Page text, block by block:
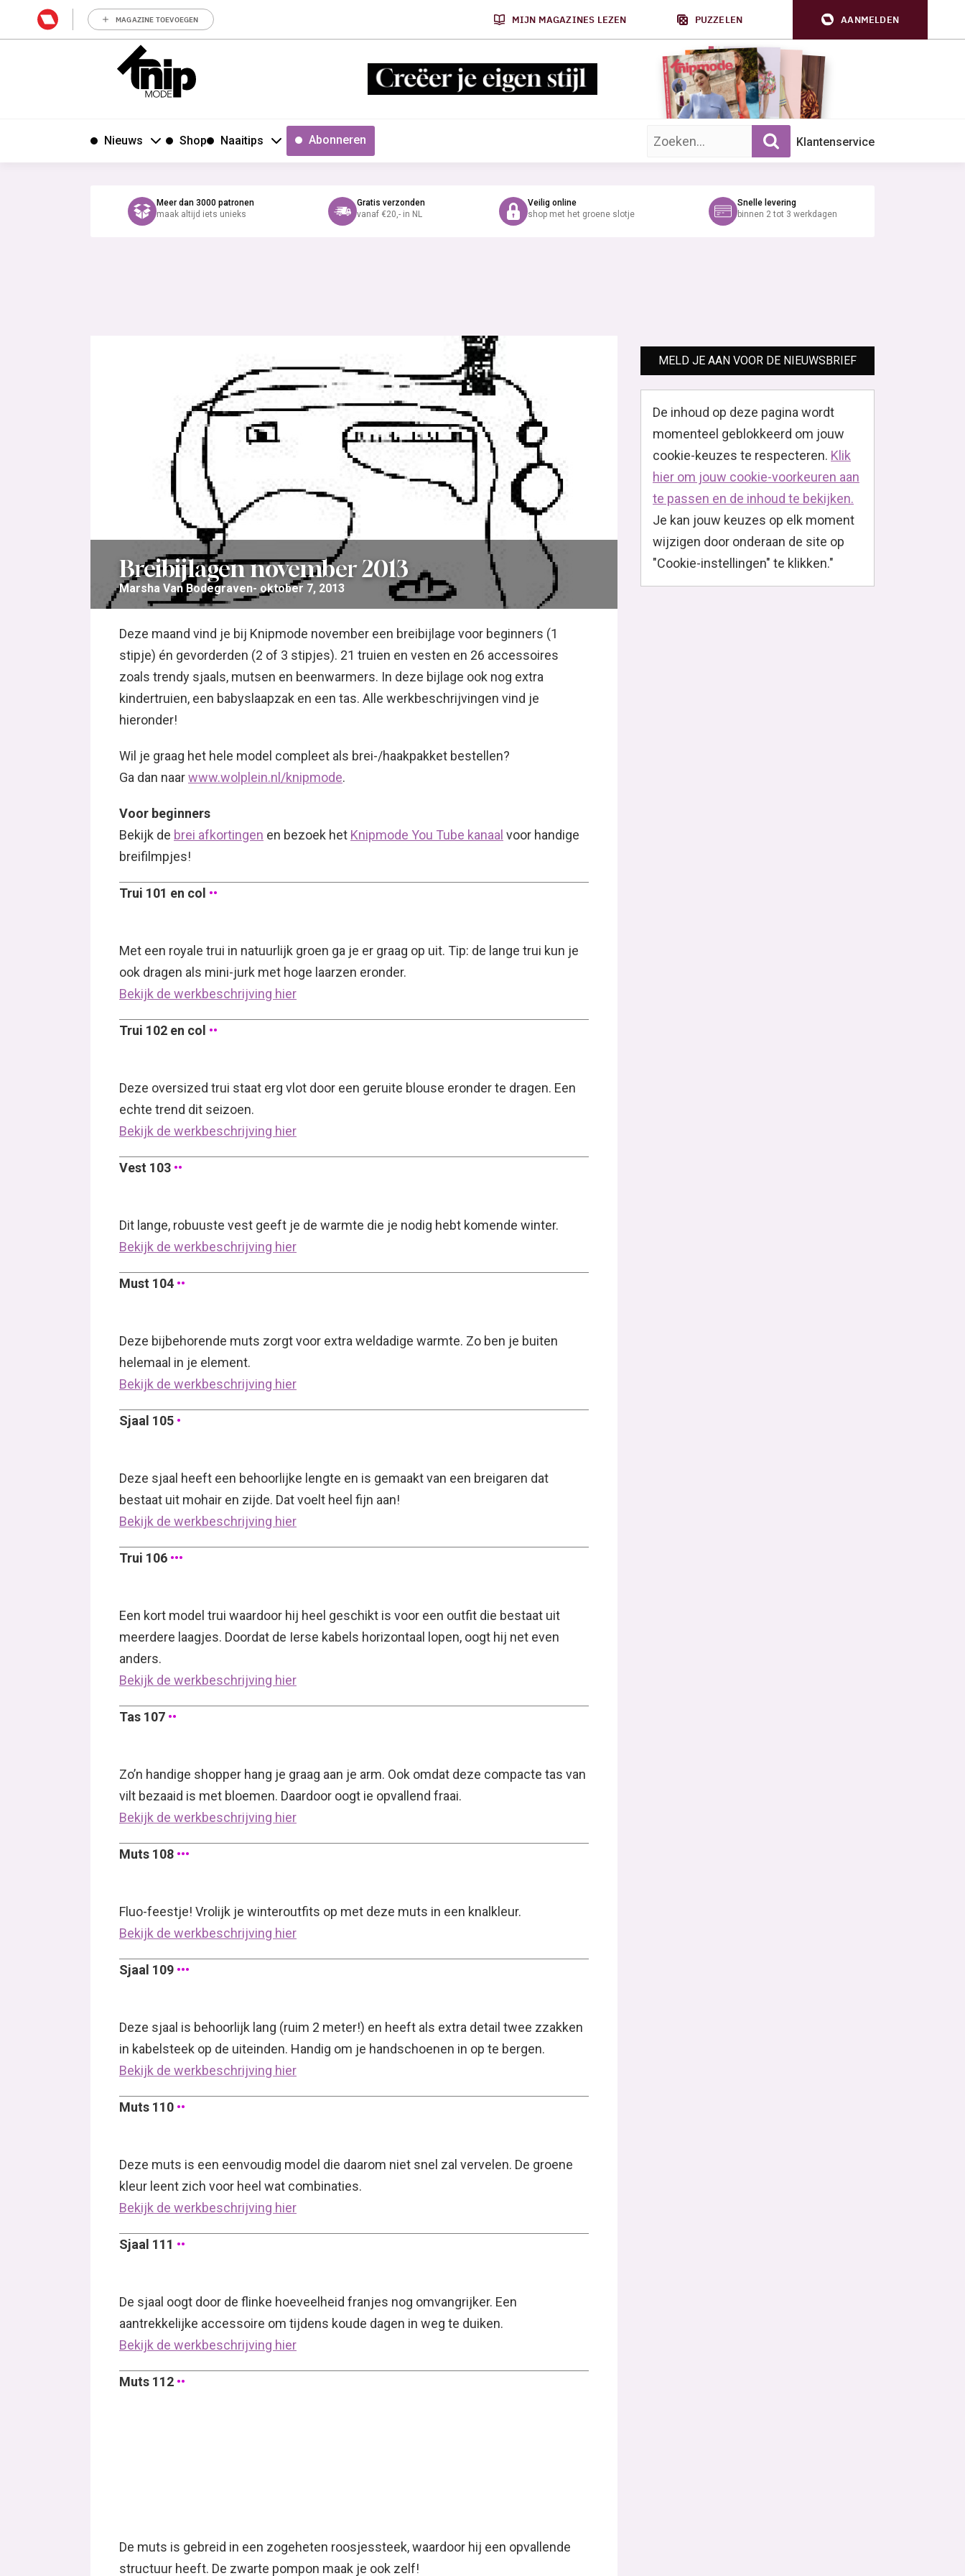
MAGAZINE TOEVOEGEN MIJN MAGAZINES LEZEN PUZZELEN AANMELDEN
Nieuws Shop Naaitips Abonneren Zoek op trefwoord: Klantenservice
Meer dan 3000 patronen
maak altijd iets unieks
Gratis verzonden
vanaf €20,- in NL
Veilig online
shop met het groene slotje
Snelle levering
binnen 2 tot 3 werkdagen
Breibijlagen november 2013
Marsha Van Bodegraven oktober 7, 2013
Deze maand vind je bij Knipmode november een breibijlage voor beginners (1
stipje) én gevorderden (2 of 3 stipjes). 21 truien en vesten en 26 accessoires
zoals trendy sjaals, mutsen en beenwarmers. In deze bijlage ook nog extra
kindertruien, een babyslaapzak en een tas. Alle werkbeschrijvingen vind je
hieronder!
Wil je graag het hele model compleet als brei-/haakpakket bestellen?
Ga dan naarwww.wolplein.nl/knipmode.
Voor beginners
Bekijk de brei afkortingen en bezoek het Knipmode You Tube kanaal voor handige
breifilmpjes!
Trui 101 en col ••
Met een royale trui in natuurlijk groen ga je er graag op uit. Tip: de lange trui kun je
ook dragen als mini-jurk met hoge laarzen eronder.
Bekijk de werkbeschrijving hier
Trui 102 en col ••
Deze oversized trui staat erg vlot door een geruite blouse eronder te dragen. Een
echte trend dit seizoen.
Bekijk de werkbeschrijving hier
Vest 103 ••
Dit lange, robuuste vest geeft je de warmte die je nodig hebt komende winter.
Bekijk de werkbeschrijving hier
Must 104 ••
Deze bijbehorende muts zorgt voor extra weldadige warmte. Zo ben je buiten
helemaal in je element.
Bekijk de werkbeschrijving hier
Sjaal 105 •
Deze sjaal heeft een behoorlijke lengte en is gemaakt van een breigaren dat
bestaat uit mohair en zijde. Dat voelt heel fijn aan!
Bekijk de werkbeschrijving hier
Trui 106 •••
Een kort model trui waardoor hij heel geschikt is voor een outfit die bestaat uit
meerdere laagjes. Doordat de Ierse kabels horizontaal lopen, oogt hij net even
anders.
Bekijk de werkbeschrijving hier
Tas 107 ••
Zo’n handige shopper hang je graag aan je arm. Ook omdat deze compacte tas van
vilt bezaaid is met bloemen. Daardoor oogt ie opvallend fraai.
Bekijk de werkbeschrijving hier
Muts 108 •••
Fluo-feestje! Vrolijk je winteroutfits op met deze muts in een knalkleur.
Bekijk de werkbeschrijving hier
Sjaal 109 •••
Deze sjaal is behoorlijk lang (ruim 2 meter!) en heeft als extra detail twee zzakken
in kabelsteek op de uiteinden. Handig om je handschoenen in op te bergen.
Bekijk de werkbeschrijving hier
Muts 110 ••
Deze muts is een eenvoudig model die daarom niet snel zal vervelen. De groene
kleur leent zich voor heel wat combinaties.
Bekijk de werkbeschrijving hier
Sjaal 111 ••
De sjaal oogt door de flinke hoeveelheid franjes nog omvangrijker. Een
aantrekkelijke accessoire om tijdens koude dagen in weg te duiken.
Bekijk de werkbeschrijving hier
Muts 112 ••
MELD JE AAN VOOR DE NIEUWSBRIEF
De inhoud op deze pagina wordt
momenteel geblokkeerd om jouw
cookie-keuzes te respecteren. Klik
hier om jouw cookie-voorkeuren aan
te passen en de inhoud te bekijken.
Je kan jouw keuzes op elk moment
wijzigen door onderaan de site op
"Cookie-instellingen" te klikken."